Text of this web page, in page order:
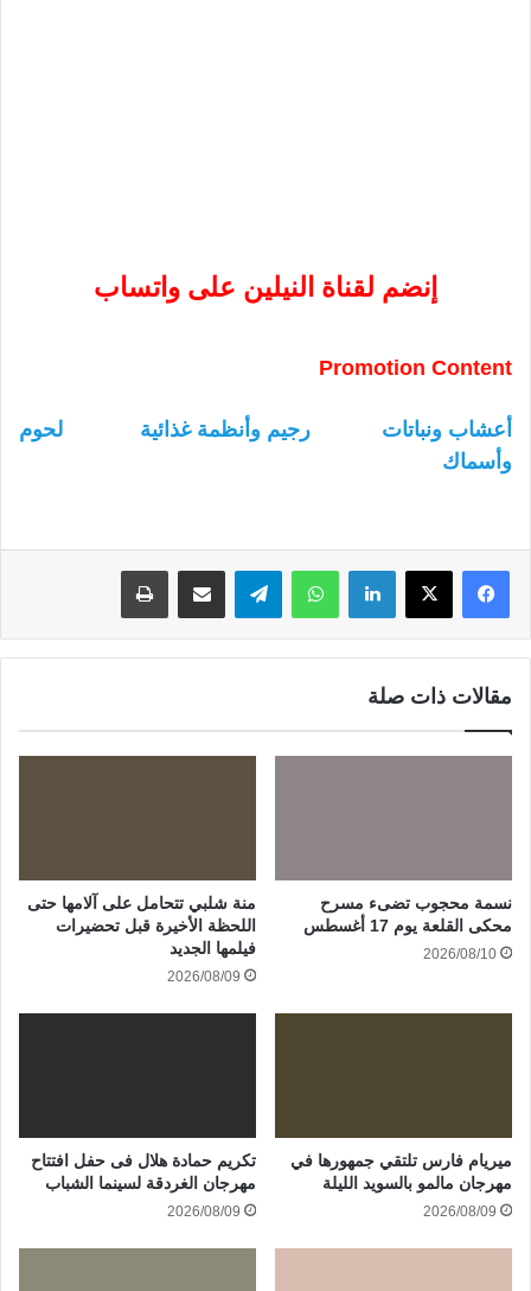
إنضم لقناة النيلين على واتساب
Promotion Content
أعشاب ونباتات رجيم وأنظمة غذائية
لحوم
وأسماك
لينكدإن واتساب
مقالات ذات صلة
نسمة محجوب تضىء مسرح
محكى القلعة يوم 17 أغسطس
2026/08/10
منة شلبي تتحامل على آلامها حتى
اللحظة الأخيرة قبل تحضيرات
فيلمها الجديد
2026/08/09
ميريام فارس تلتقي جمهورها في
مهرجان مالمو بالسويد الليلة
2026/08/09
تكريم حمادة هلال فى حفل افتتاح
مهرجان الغردقة لسينما الشباب
2026/08/09